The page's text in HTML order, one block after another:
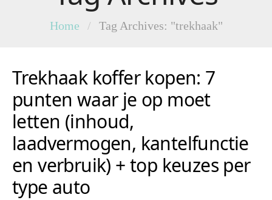
Home / Tag Archives: "trekhaak"
Trekhaak koffer kopen: 7
punten waar je op moet
letten (inhoud,
laadvermogen, kantelfunctie
en verbruik) + top keuzes per
type auto